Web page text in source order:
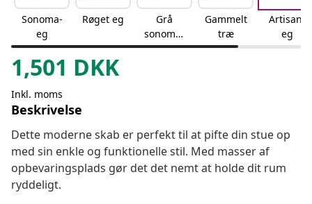
Sonoma-
eg
Røget eg
Grå
sonoma-
eg
Gammelt
træ
Artisan-
eg
1,501 DKK
Inkl. moms
Beskrivelse
Dette moderne skab er perfekt til at pifte din stue op
med sin enkle og funktionelle stil. Med masser af
opbevaringsplads gør det det nemt at holde dit rum
ryddeligt.